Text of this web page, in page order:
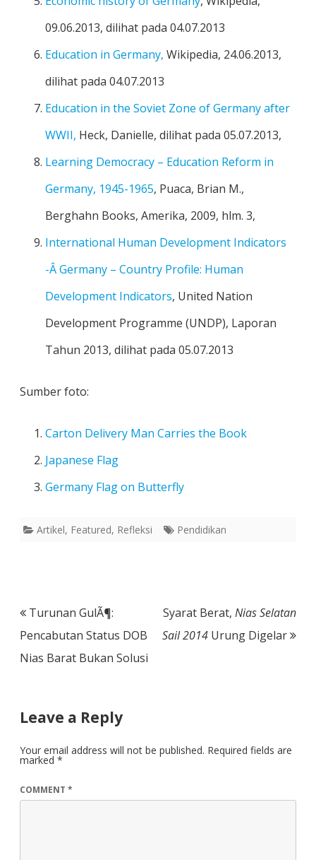
09.06.2013, dilihat pada 04.07.2013
Education in Germany, Wikipedia, 24.06.2013,
dilihat pada 04.07.2013
Education in the Soviet Zone of Germany after
WWII, Heck, Danielle, dilihat pada 05.07.2013,
Learning Democracy – Education Reform in
Germany, 1945-1965, Puaca, Brian M.,
Berghahn Books, Amerika, 2009, hlm. 3,
International Human Development Indicators
-Â Germany – Country Profile: Human
Development Indicators, United Nation
Development Programme (UNDP), Laporan
Tahun 2013, dilihat pada 05.07.2013
Sumber foto:
Carton Delivery Man Carries the Book
Japanese Flag
Germany Flag on Butterfly
Artikel, Featured, Refleksi Pendidikan
Post
navigation
Turunan GulÃ¶:
Pencabutan Status DOB
Nias Barat Bukan Solusi
Syarat Berat, Nias Selatan
Sail 2014 Urung Digelar
Leave a Reply
Your email address will not be published. Required fields are
marked *
COMMENT *